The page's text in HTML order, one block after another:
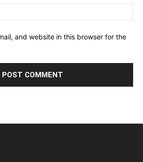
and website in this browser for the